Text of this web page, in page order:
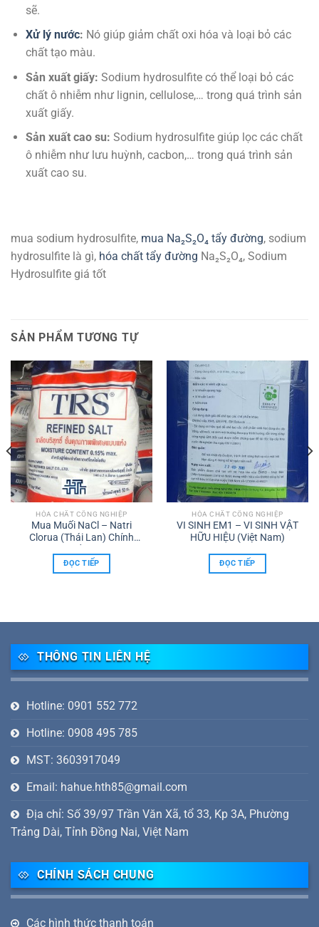
sẽ.
Xử lý nước: Nó giúp giảm chất oxi hóa và loại bỏ các
chất tạo màu.
Sản xuất giấy: Sodium hydrosulfite có thể loại bỏ các
chất ô nhiễm như lignin, cellulose,… trong quá trình sản
xuất giấy.
Sản xuất cao su: Sodium hydrosulfite giúp lọc các chất
ô nhiễm như lưu huỳnh, cacbon,… trong quá trình sản
xuất cao su.
mua sodium hydrosulfite, mua Na₂S₂O₄ tẩy đường, sodium
hydrosulfite là gì, hóa chất tẩy đường Na₂S₂O₄, Sodium
Hydrosulfite giá tốt
SẢN PHẨM TƯƠNG TỰ
HÓA CHẤT CÔNG NGHIỆP
Mua Muối NaCl – Natri
Clorua (Thái Lan) Chính
Toàn Quốc
ĐỌC TIẾP
HÓA CHẤT CÔNG NGHIỆP
VI SINH EM1 – VI SINH VẬT
HỮU HIỆU (Việt Nam)
ĐỌC TIẾP
THÔNG TIN LIÊN HỆ
Hotline: 0901 552 772
Hotline: 0908 495 785
MST: 3603917049
Email: hahue.hth85@gmail.com
Địa chỉ: Số 39/97 Trần Văn Xã, tổ 33, Kp 3A, Phường
Trảng Dài, Tỉnh Đồng Nai, Việt Nam
CHÍNH SÁCH CHUNG
Các hình thức thanh toán